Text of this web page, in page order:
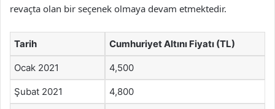
revaçta olan bir seçenek olmaya devam etmektedir.
Tarih Cumhuriyet Altını Fiyatı (TL)
Ocak 2021 4,500
Şubat 2021 4,800